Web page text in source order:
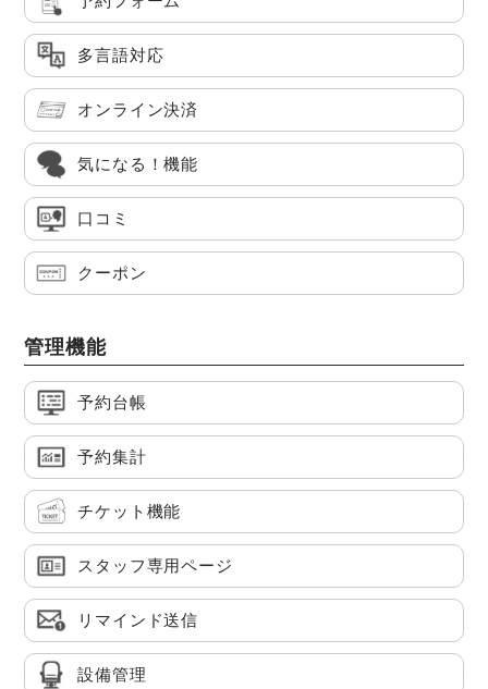
多言語対応
オンライン決済
気になる！機能
口コミ
クーポン
管理機能
予約台帳
予約集計
チケット機能
スタッフ専用ページ
リマインド送信
設備管理